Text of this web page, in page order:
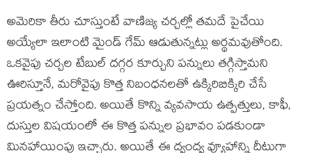
అమెరికా తీరు చూస్తుంటే వాణిజ్య చర్చల్లో తమదే పైచేయి
అయ్యేలా ఇలాంటి మైండ్ గేమ్ ఆడుతున్నట్లు అర్థమవుతోంది.
ఒకవైపు చర్చల టేబుల్ దగ్గర కూర్చుని పన్నులు తగ్గిస్తామని
ఊరిస్తూనే, మరోవైపు కొత్త నిబంధనలతో ఉక్కిరిబిక్కిరి చేసే
ప్రయత్నం చేస్తోంది. అయితే కొన్ని వ్యవసాయ ఉత్పత్తులు, కాఫీ,
దుస్తుల విషయంలో ఈ కొత్త పన్నుల ప్రభావం పడకుండా
మినహాయింపు ఇచ్చారు. అయితే ఈ ద్వంద్వ వ్యూహాన్ని దీటుగా